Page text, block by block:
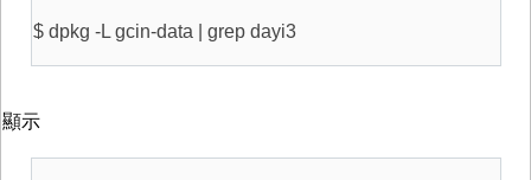
$ dpkg -L gcin-data | grep dayi3
顯示